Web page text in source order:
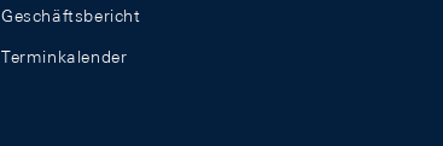
Geschäftsbericht
Terminkalender